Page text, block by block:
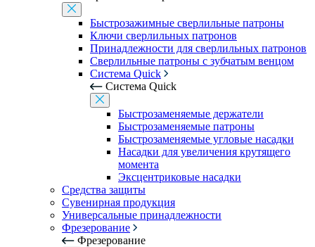
Быстрозажимные сверлильные патроны
Ключи сверлильных патронов
Принадлежности для сверлильных патронов
Сверлильные патроны с зубчатым венцом
Система Quick
Система Quick
Быстрозаменяемые держатели
Быстрозаменяемые патроны
Быстрозаменяемые угловые насадки
Насадки для увеличения крутящего
момента
Эксцентриковые насадки
Средства защиты
Сувенирная продукция
Универсальные принадлежности
Фрезерование
Фрезерование